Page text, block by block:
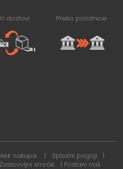
dostavi Preko položnice
nakupa | Splošni pogoji
|
Zadovoljni smrčki | Postani naš